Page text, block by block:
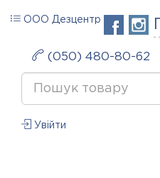
ООО Дезцентр
(050) 480-80-62
Увійти